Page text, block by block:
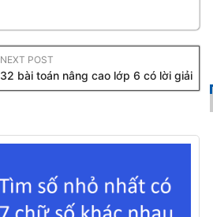
NEXT POST
32 bài toán nâng cao lớp 6 có lời giải